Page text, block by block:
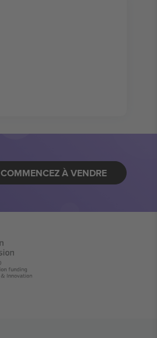
COMMENCEZ À VENDRE